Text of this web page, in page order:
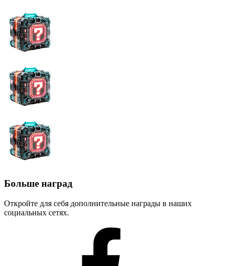
Больше наград
Откройте для себя дополнительные награды в наших
социальных сетях.